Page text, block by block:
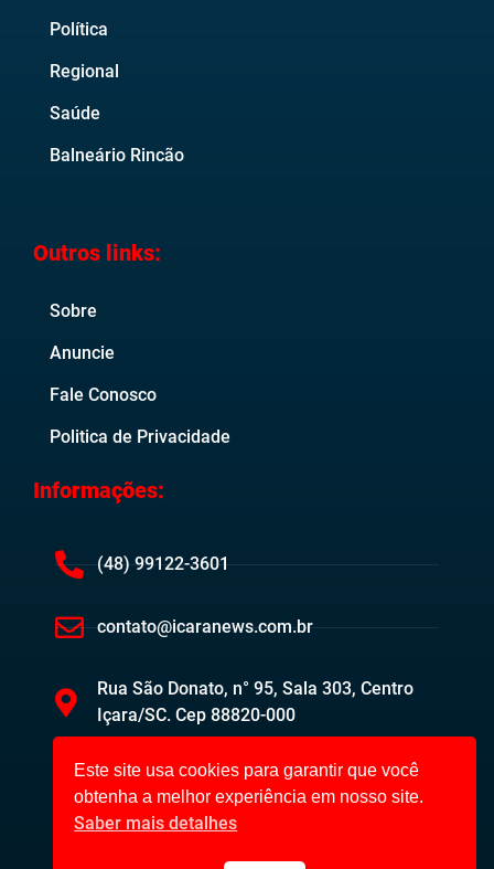
Política
Regional
Saúde
Balneário Rincão
Outros links:
Sobre
Anuncie
Fale Conosco
Politica de Privacidade
Informações:
(48) 99122-3601
contato@icaranews.com.br
Rua São Donato, n° 95, Sala 303, Centro
Içara/SC. Cep 88820-000
Este site usa cookies para garantir que você
obtenha a melhor experiência em nosso site.
Saber mais detalhes